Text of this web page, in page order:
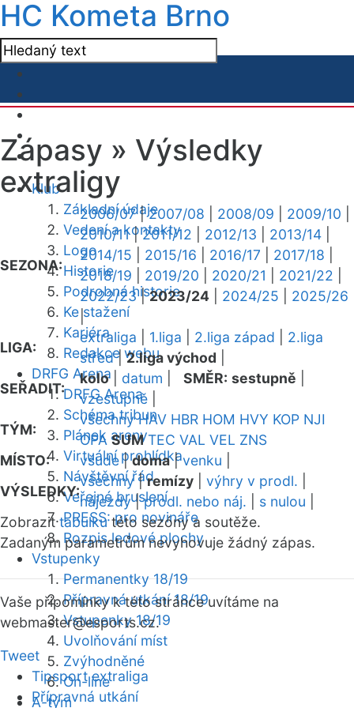
HC Kometa Brno
Klub
Základní údaje
Vedení a kontakty
Logo
Historie
Podrobná historie
Ke stažení
Kariéra
Redakce webu
DRFG Arena
DRFG Arena
Schéma tribun
Plánek areny
Virtuální prohlídka
Návštěvní řád
Veřejné bruslení
PRESS: pro novináře
Rozpis ledové plochy
Vstupenky
Permanentky 18/19
Přípravná utkání 18/19
Vstupenky 18/19
Uvolňování míst
Zvýhodněné
On-line
A-tým
Zápasy » Výsledky
extraligy
SEZONA:
2006/07|2007/08 2008/09 2009/10
2010/11|2011/12 2012/13 2013/14
2014/15
2015/16 2016/17 2017/18
2018/19
2019/20 2020/21 2021/22
2022/23|2023/24 2024/25
2025/26
|
LIGA:
extraliga 1.liga 2.liga západ
2.liga
střed|2.liga východ
SEŘADIT:
kolo| datum SMĚR: sestupně
vzestupně
TÝM:
všechny HAV HBR HOM HVY KOP NJI
OPA SUM TEC VAL VEL ZNS
MÍSTO:
všude|doma|venku
VÝSLEDKY:
všechny|remízy výhry v prodl.
nájezdy|prodl. nebo náj. s nulou
Zobrazittabulkutéto sezóny a soutěže.
Zadaným parametrům nevyhovuje žádný zápas.
Vaše připomínky k této stránce uvítáme na
webmaster@esports.cz.
Tweet
Tipsport extraliga
Přípravná utkání